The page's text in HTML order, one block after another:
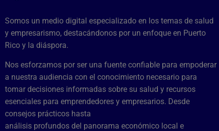
Somos un medio digital especializado en los temas de salud
y empresarismo, destacándonos por un enfoque en Puerto
Rico y la diáspora.
Nos esforzamos por ser una fuente confiable para empoderar
a nuestra audiencia con el conocimiento necesario para
tomar decisiones informadas sobre su salud y recursos
esenciales para emprendedores y empresarios. Desde
consejos prácticos hasta
análisis profundos del panorama económico local e